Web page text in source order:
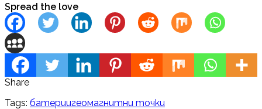
Spread the love
Share
Tags: батериигеомагнитни точки